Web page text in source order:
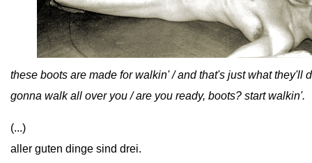
these boots are made for walkin' / and that's just what they'll
gonna walk all over you / are you ready, boots? start walkin'.
(...)
aller guten dinge sind drei.